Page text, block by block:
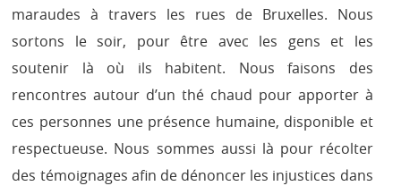
maraudes à travers les rues de Bruxelles. Nous
sortons le soir, pour être avec les gens et les
soutenir là où ils habitent. Nous faisons des
rencontres autour d’un thé chaud pour apporter à
ces personnes une présence humaine, disponible et
respectueuse. Nous sommes aussi là pour récolter
des témoignages afin de dénoncer les injustices dans